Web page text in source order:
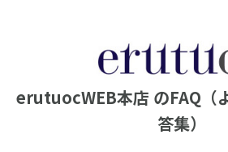
erutuocWEB本店 のFAQ（
答集）